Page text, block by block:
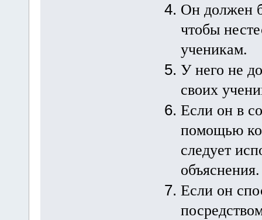
Он должен
чтобы
ученикам.
У него не
своих
Если он в
помощью
следует
объяснения.
Если он